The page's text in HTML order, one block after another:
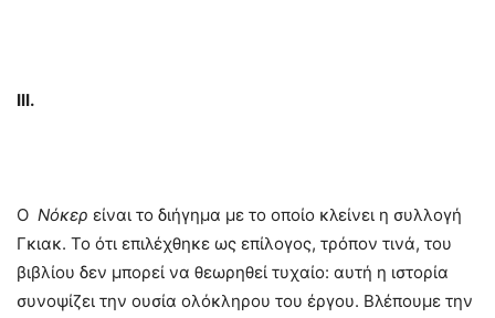
ΙΙΙ.
Ο Νόκερ είναι το διήγημα με το οποίο κλείνει η συλλογή
Γκιακ. Το ότι επιλέχθηκε ως επίλογος, τρόπον τινά, του
βιβλίου δεν μπορεί να θεωρηθεί τυχαίο: αυτή η ιστορία
συνοψίζει την ουσία ολόκληρου του έργου. Βλέπουμε την